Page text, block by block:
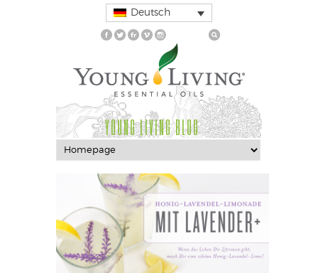
Deutsch
YOUNG LIVING BLOG